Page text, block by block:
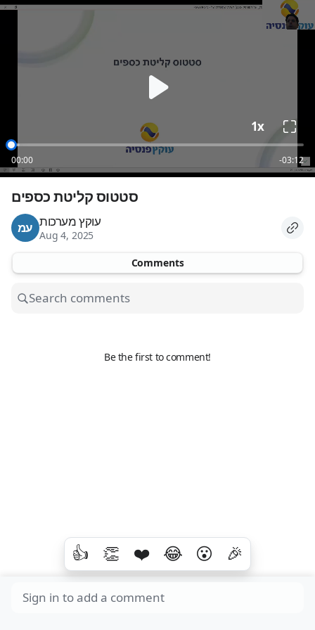
loading
00:00 -03:12
1x
סטטוס קליטת כספים
עמ עוקץ מערכות
Aug 4, 2025
Comments
Be the first to comment!
👍 👏 ❤️ 😂 😮 🎉